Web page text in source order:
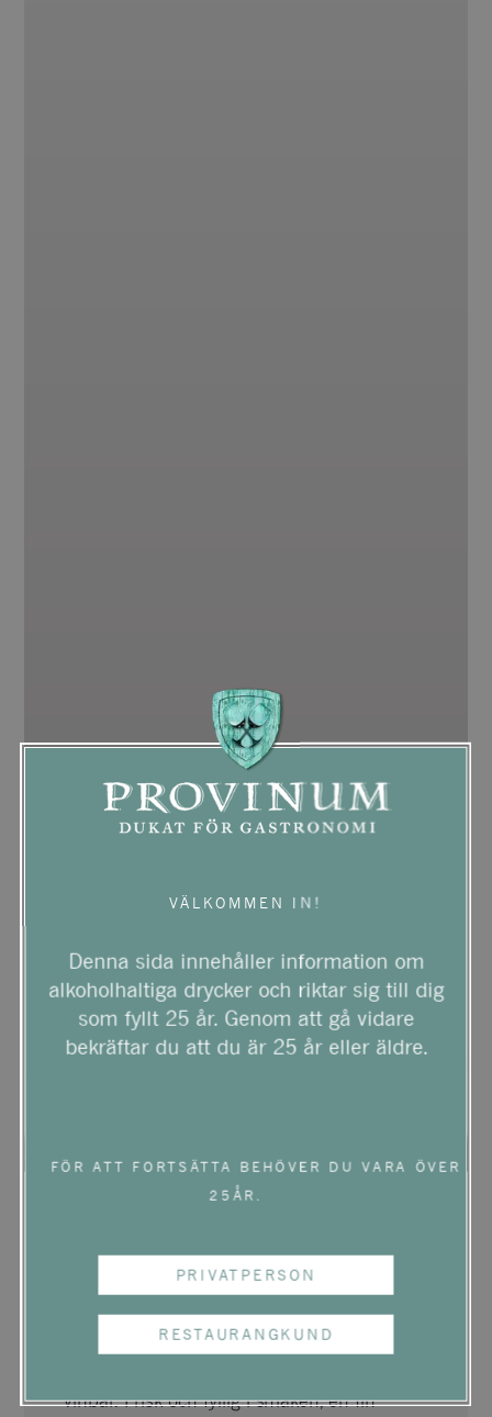
PALMER & CO BRUT
ROSÉ SOLERA 375ML
Champagnen domineras av vilda
vinbär. Frisk och fyllig i smaken, en fin
VÄLKOMMEN IN!
Denna sida innehåller information om
alkoholhaltiga drycker och riktar sig till dig
som fyllt 25 år. Genom att gå vidare
bekräftar du att du är 25 år eller äldre.
FÖR ATT FORTSÄTTA BEHÖVER DU VARA ÖVER
25ÅR.
PRIVATPERSON
RESTAURANGKUND